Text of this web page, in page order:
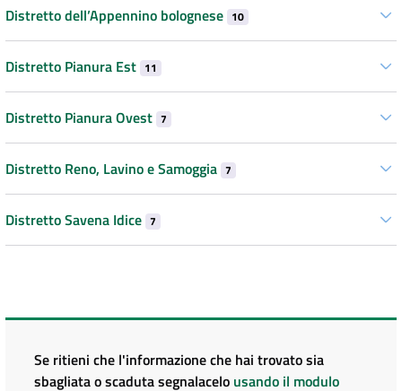
Distretto dell’Appennino bolognese 10
Distretto Pianura Est 11
Distretto Pianura Ovest 7
Distretto Reno, Lavino e Samoggia 7
Distretto Savena Idice 7
Se ritieni che l'informazione che hai trovato sia
sbagliata o scaduta segnalacelo usando il modulo